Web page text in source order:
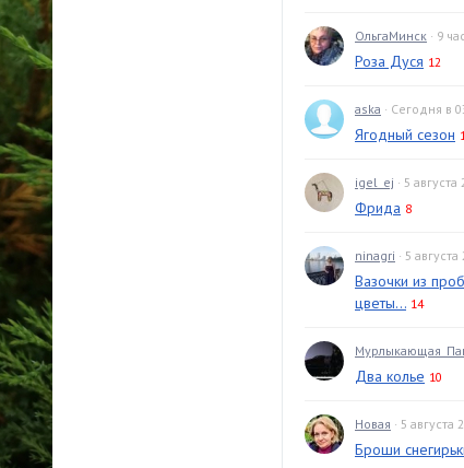
ОльгаМинск · 9
Роза Дуся 12
aska · Сегодня в
Ягодный сезон
igel_ej · 5 августа
Фрида 8
ninagri · 5
Вазочки из
цветы... 14
Два колье 10
Новая · 5 августа
Броши